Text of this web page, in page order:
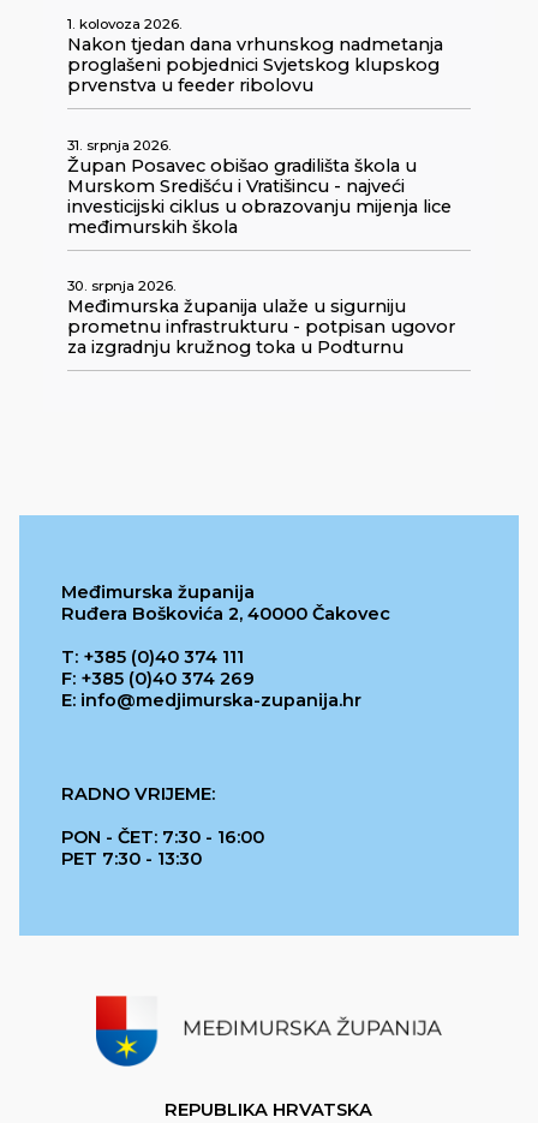
1. kolovoza 2026.
Nakon tjedan dana vrhunskog nadmetanja
proglašeni pobjednici Svjetskog klupskog
prvenstva u feeder ribolovu
31. srpnja 2026.
Župan Posavec obišao gradilišta škola u
Murskom Središću i Vratišincu - najveći
investicijski ciklus u obrazovanju mijenja lice
međimurskih škola
30. srpnja 2026.
Međimurska županija ulaže u sigurniju
prometnu infrastrukturu - potpisan ugovor
za izgradnju kružnog toka u Podturnu
Međimurska županija
Ruđera Boškovića 2, 40000 Čakovec
T: +385 (0)40 374 111
F: +385 (0)40 374 269
E: info@medjimurska-zupanija.hr
RADNO VRIJEME:
PON - ČET: 7:30 - 16:00
PET 7:30 - 13:30
REPUBLIKA HRVATSKA